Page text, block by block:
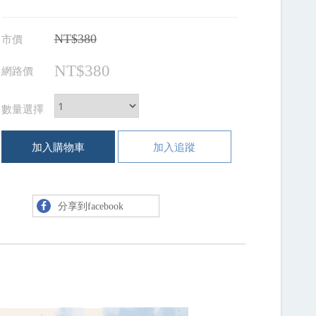
市價 NT$380
網路價 NT$380
數量選擇
加入購物車 加入追蹤
分享到facebook